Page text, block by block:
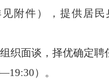
见附件），提供居民
织面谈，择优确定聘
19:30）。